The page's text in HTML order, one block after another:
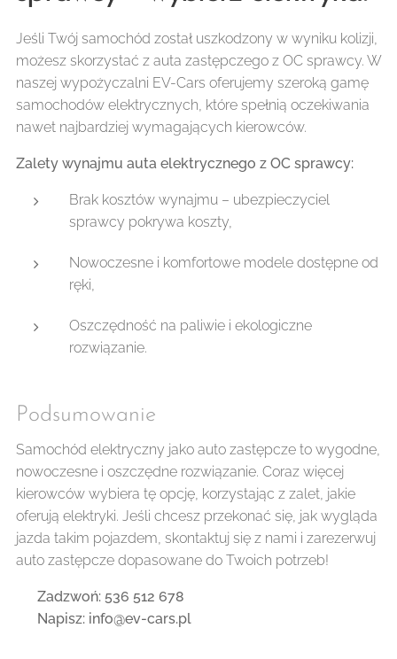
Jeśli Twój samochód został uszkodzony w wyniku kolizji,
możesz skorzystać z auta zastępczego z OC sprawcy. W
naszej wypożyczalni EV-Cars oferujemy szeroką gamę
samochodów elektrycznych, które spełnią oczekiwania
nawet najbardziej wymagających kierowców.
Zalety wynajmu auta elektrycznego z OC sprawcy:
Brak kosztów wynajmu – ubezpieczyciel
sprawcy pokrywa koszty,
Nowoczesne i komfortowe modele dostępne od
ręki,
Oszczędność na paliwie i ekologiczne
rozwiązanie.
Podsumowanie
Samochód elektryczny jako auto zastępcze to wygodne,
nowoczesne i oszczędne rozwiązanie. Coraz więcej
kierowców wybiera tę opcję, korzystając z zalet, jakie
oferują elektryki. Jeśli chcesz przekonać się, jak wygląda
jazda takim pojazdem, skontaktuj się z nami i zarezerwuj
auto zastępcze dopasowane do Twoich potrzeb!
Zadzwoń: 536 512 678
Napisz: info@ev-cars.pl